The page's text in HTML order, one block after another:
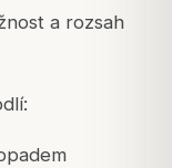
a rozsah